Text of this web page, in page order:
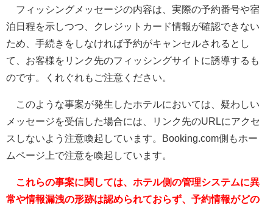
フィッシングメッセージの内容は、実際の予約番号や宿
泊日程を示しつつ、クレジットカード情報が確認できない
ため、手続きをしなければ予約がキャンセルされるとし
て、お客様をリンク先のフィッシングサイトに誘導するも
のです。くれぐれもご注意ください。
このような事案が発生したホテルにおいては、疑わしい
メッセージを受信した場合には、リンク先のURLにアクセ
スしないよう注意喚起しています。Booking.com側もホー
ムページ上で注意を喚起しています。
これらの事案に関しては、ホテル側の管理システムに異
常や情報漏洩の形跡は認められておらず、予約情報がどの